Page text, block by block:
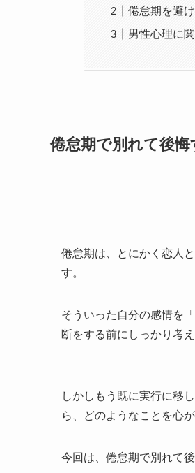
倦怠期を避
男性心理に
倦怠期で別れて後
倦怠期は、とにかく恋人
す。
そういった自分の感情を
断をする前にしっかり考
しかしもう既に実行に移
ら、どのようなことを心
今回は、倦怠期で別れて